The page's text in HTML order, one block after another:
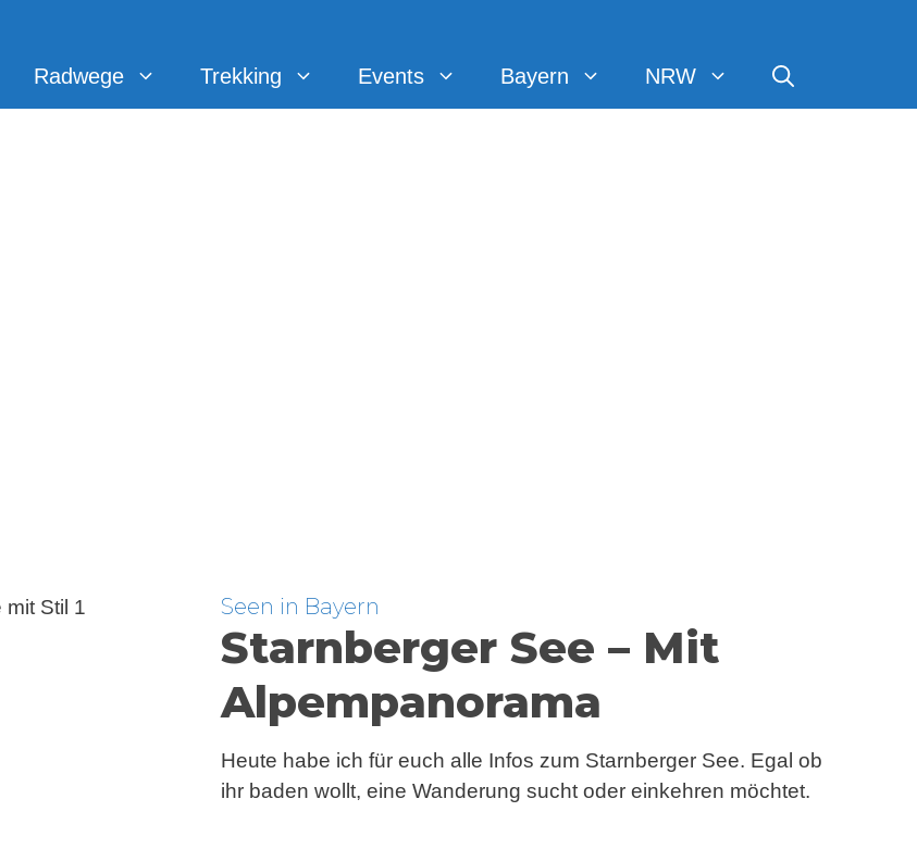
Radwege Trekking Events Bayern NRW
Seen in Bayern
Starnberger See – Mit
Alpempanorama
Heute habe ich für euch alle Infos zum Starnberger See. Egal ob
ihr baden wollt, eine Wanderung sucht oder einkehren möchtet.